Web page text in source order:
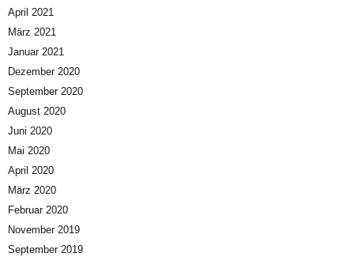
April 2021
März 2021
Januar 2021
Dezember 2020
September 2020
August 2020
Juni 2020
Mai 2020
April 2020
März 2020
Februar 2020
November 2019
September 2019